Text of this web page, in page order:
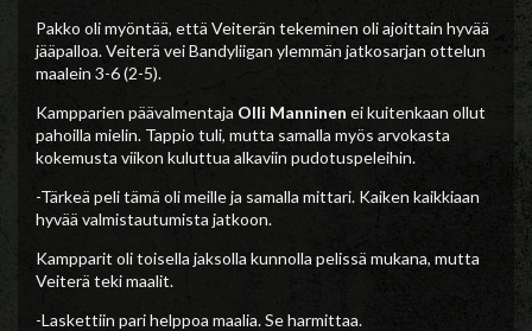
Pakko oli myöntää, että Veiterän tekeminen oli ajoittain hyvää
jääpalloa. Veiterä vei Bandyliigan ylemmän jatkosarjan ottelun
maalein 3-6 (2-5).
Kampparien päävalmentaja Olli Manninen ei kuitenkaan ollut
pahoilla mielin. Tappio tuli, mutta samalla myös arvokasta
kokemusta viikon kuluttua alkaviin pudotuspeleihin.
-Tärkeä peli tämä oli meille ja samalla mittari. Kaiken kaikkiaan
hyvää valmistautumista jatkoon.
Kampparit oli toisella jaksolla kunnolla pelissä mukana, mutta
Veiterä teki maalit.
-Laskettiin pari helppoa maalia. Se harmittaa.